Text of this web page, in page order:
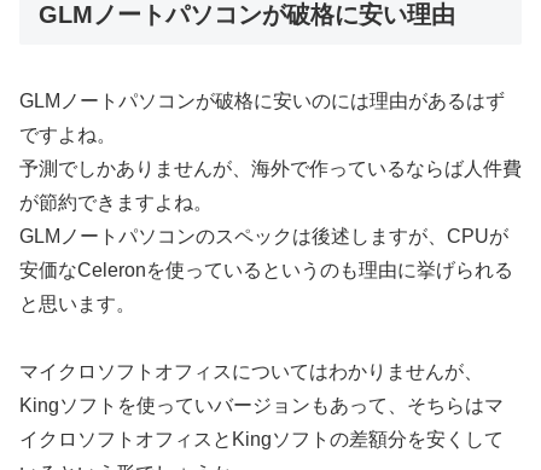
GLMノートパソコンが破格に安い理由
GLMノートパソコンが破格に安いのには理由があるはず
ですよね。
予測でしかありませんが、海外で作っているならば人件費
が節約できますよね。
GLMノートパソコンのスペックは後述しますが、CPUが
安価なCeleronを使っているというのも理由に挙げられる
と思います。
マイクロソフトオフィスについてはわかりませんが、
Kingソフトを使っていバージョンもあって、そちらはマ
イクロソフトオフィスとKingソフトの差額分を安くして